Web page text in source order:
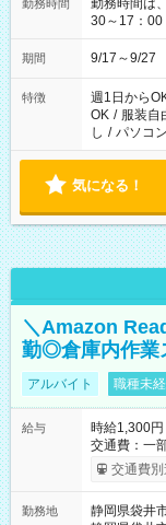
勤務時間
勤務時間は
30～17：
務もあります。 【休憩】60分+他休憩あり 交替
安全面に配
期間 9/17～9/
特徴 週1日から
OK / 服装自
し / パソコ
気になる！
＼Amazon
勤◎倉庫内作業
アルバイト 職種未
給与
時給1,300
交通費：一
実費支給） ※22:00～翌5:00までは時給25%UP！ ■給与前払い
制度あり ※
交通費別
勤務地
静岡県袋井